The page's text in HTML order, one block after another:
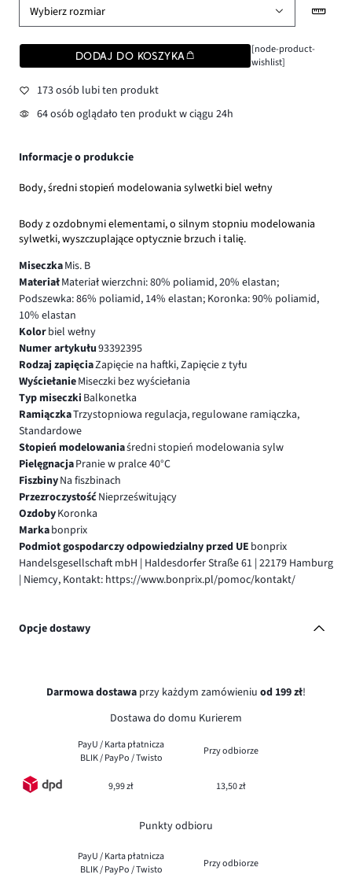
Wybierz rozmiar
DODAJ DO KOSZYKA
[node-product-
wishlist]
173 osób lubi ten produkt
64 osób oglądało ten produkt w ciągu 24h
Informacje o produkcie
Body, średni stopień modelowania sylwetki biel wełny
Body z ozdobnymi elementami, o silnym stopniu modelowania
sylwetki, wyszczuplające optycznie brzuch i talię.
MiseczkaMis. B
MateriałMateriał wierzchni: 80% poliamid, 20% elastan;
Podszewka: 86% poliamid, 14% elastan; Koronka: 90% poliamid,
10% elastan
Kolorbiel wełny
Numer artykułu93392395
Rodzaj zapięciaZapięcie na haftki, Zapięcie z tyłu
WyściełanieMiseczki bez wyściełania
Typ miseczki Balkonetka
RamiączkaTrzystopniowa regulacja, regulowane ramiączka,
Standardowe
Stopień modelowaniaśredni stopień modelowania sylw
PielęgnacjaPranie w pralce 40°C
FiszbinyNa fiszbinach
PrzezroczystośćNieprześwitujący
OzdobyKoronka
Markabonprix
Podmiot gospodarczy odpowiedzialny przed UE bonprix
Handelsgesellschaft mbH | Haldesdorfer Straße 61 | 22179 Hamburg
| Niemcy, Kontakt: https://www.bonprix.pl/pomoc/kontakt/
Opcje dostawy
Darmowa dostawa przy każdym zamówieniu od 199 zł!
Dostawa do domu Kurierem
PayU / Karta płatnicza
BLIK / PayPo / Twisto
Przy odbiorze
9,99 zł 13,50 zł
Punkty odbioru
PayU / Karta płatnicza
BLIK / PayPo / Twisto
Przy odbiorze